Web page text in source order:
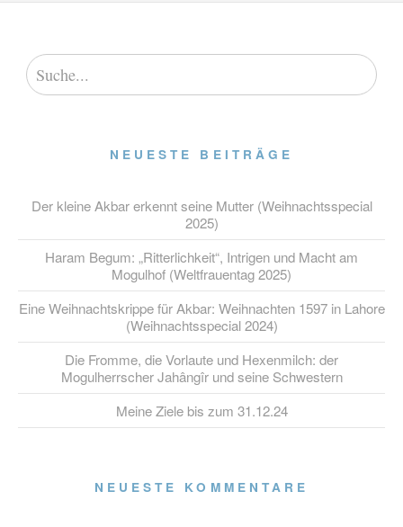
NEUESTE BEITRÄGE
Der kleine Akbar erkennt seine Mutter (Weihnachtsspecial
2025)
Haram Begum: „Ritterlichkeit“, Intrigen und Macht am
Mogulhof (Weltfrauentag 2025)
Eine Weihnachtskrippe für Akbar: Weihnachten 1597 in Lahore
(Weihnachtsspecial 2024)
Die Fromme, die Vorlaute und Hexenmilch: der
Mogulherrscher Jahângîr und seine Schwestern
Meine Ziele bis zum 31.12.24
NEUESTE KOMMENTARE